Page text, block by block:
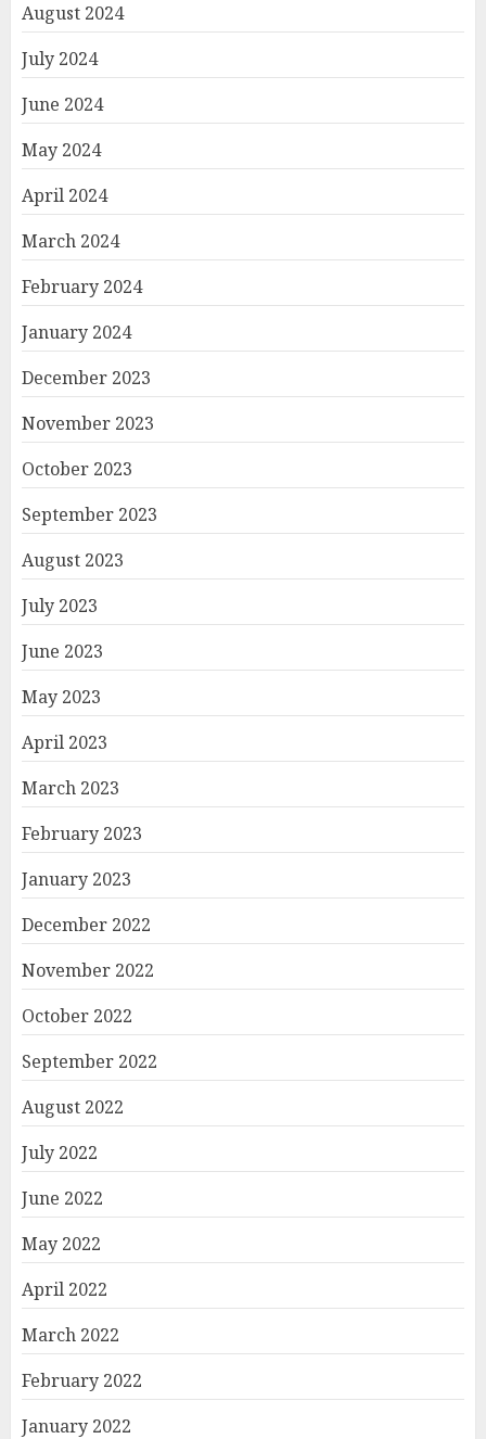
August 2024
July 2024
June 2024
May 2024
April 2024
March 2024
February 2024
January 2024
December 2023
November 2023
October 2023
September 2023
August 2023
July 2023
June 2023
May 2023
April 2023
March 2023
February 2023
January 2023
December 2022
November 2022
October 2022
September 2022
August 2022
July 2022
June 2022
May 2022
April 2022
March 2022
February 2022
January 2022